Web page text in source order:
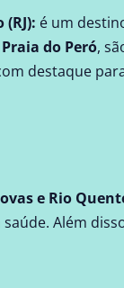
(RJ): é um
Praia do Peró,
destaque
e Rio
Além